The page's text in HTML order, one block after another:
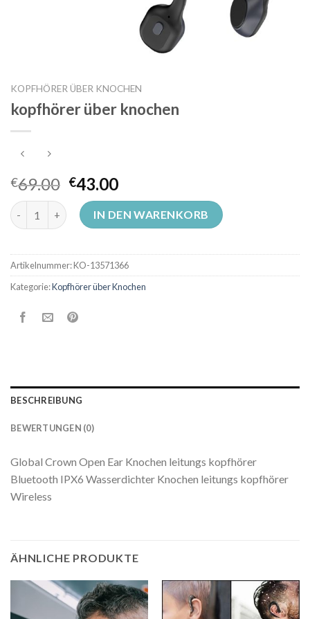
KOPFHÖRER ÜBER KNOCHEN
kopfhörer über knochen
€69.00 €43.00
kopfhörer über knochen Menge
IN DEN WARENKORB
Artikelnummer:KO-13571366
Kategorie:Kopfhörer über Knochen
BESCHREIBUNG
BEWERTUNGEN (0)
Global Crown Open Ear Knochen leitungs kopfhörer
Bluetooth IPX6 Wasserdichter Knochen leitungs kopfhörer
Wireless
ÄHNLICHE PRODUKTE